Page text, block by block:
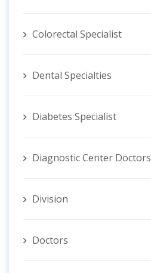
Colorectal Specialist
Dental Specialties
Diabetes Specialist
Diagnostic Center Doctors
Division
Doctors